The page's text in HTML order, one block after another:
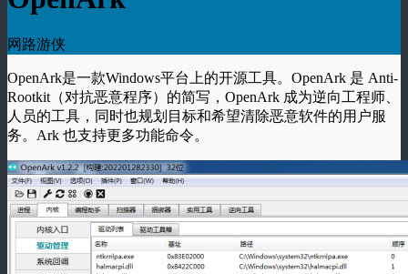
网路游侠
OpenArk是一款Windows平台上的开源工具。OpenArk 是 Anti-
Rootkit（对抗恶意程序）的简写，OpenArk 成为逆向工程师、
人员的工具，同时也规划目标和希望清除恶意软件的用户服
务。Ark 也支持更多功能命令。